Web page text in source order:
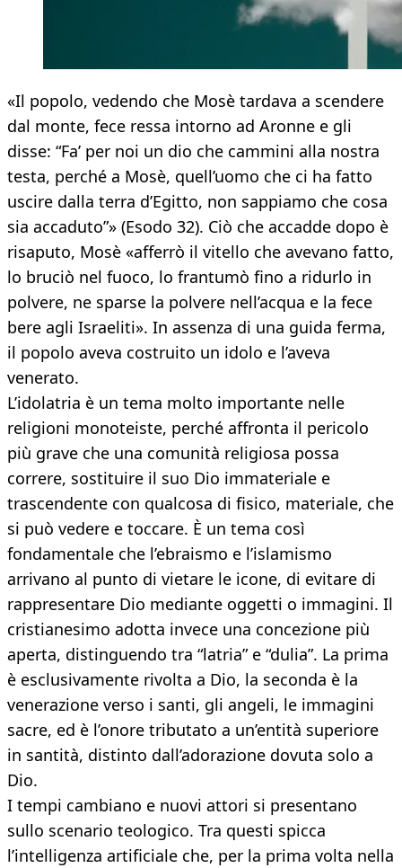
«Il popolo, vedendo che Mosè tardava a scendere
dal monte, fece ressa intorno ad Aronne e gli
disse: “Fa’ per noi un dio che cammini alla nostra
testa, perché a Mosè, quell’uomo che ci ha fatto
uscire dalla terra d’Egitto, non sappiamo che cosa
sia accaduto”» (Esodo 32). Ciò che accadde dopo è
risaputo, Mosè «afferrò il vitello che avevano fatto,
lo bruciò nel fuoco, lo frantumò fino a ridurlo in
polvere, ne sparse la polvere nell’acqua e la fece
bere agli Israeliti». In assenza di una guida ferma,
il popolo aveva costruito un idolo e l’aveva
venerato.
L’idolatria è un tema molto importante nelle
religioni monoteiste, perché affronta il pericolo
più grave che una comunità religiosa possa
correre, sostituire il suo Dio immateriale e
trascendente con qualcosa di fisico, materiale, che
si può vedere e toccare. È un tema così
fondamentale che l’ebraismo e l’islamismo
arrivano al punto di vietare le icone, di evitare di
rappresentare Dio mediante oggetti o immagini. Il
cristianesimo adotta invece una concezione più
aperta, distinguendo tra “latria” e “dulia”. La prima
è esclusivamente rivolta a Dio, la seconda è la
venerazione verso i santi, gli angeli, le immagini
sacre, ed è l’onore tributato a un’entità superiore
in santità, distinto dall’adorazione dovuta solo a
Dio.
I tempi cambiano e nuovi attori si presentano
sullo scenario teologico. Tra questi spicca
l’intelligenza artificiale che, per la prima volta nella